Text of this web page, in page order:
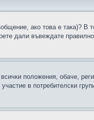
ако това е така)? В
дали въвеждате
положения, обаче,
в потребителски